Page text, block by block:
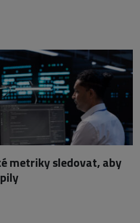
metriky sledovat, aby